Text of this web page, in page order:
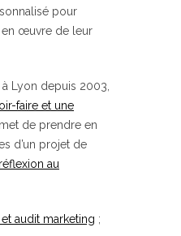
pour
en œuvre de leur
à Lyon depuis 2003,
faire et une
de prendre en
d’un projet de
au
audit marketing ;